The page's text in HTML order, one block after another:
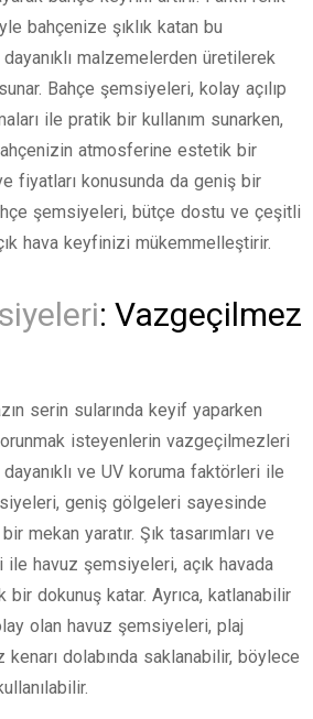
bahçenize şıklık katan bu
malzemelerden üretilerek
Bahçe şemsiyeleri, kolay açılıp
ile pratik bir kullanım sunarken,
atmosferine estetik bir
fiyatları konusunda da geniş bir
şemsiyeleri, bütçe dostu ve çeşitli
hava keyfinizi mükemmelleştirir.
: Vazgeçilmez
serin sularında keyif yaparken
isteyenlerin vazgeçilmezleri
dayanıklı ve UV koruma faktörleri ile
geniş gölgeleri sayesinde
mekan yaratır. Şık tasarımları ve
havuz şemsiyeleri, açık havada
dokunuş katar. Ayrıca, katlanabilir
olan havuz şemsiyeleri, plaj
kenarı dolabında saklanabilir, böylece